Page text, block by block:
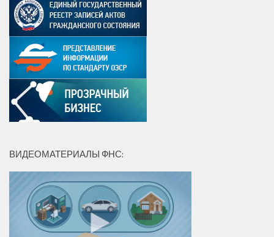
ВИДЕОМАТЕРИАЛЫ ФНС: